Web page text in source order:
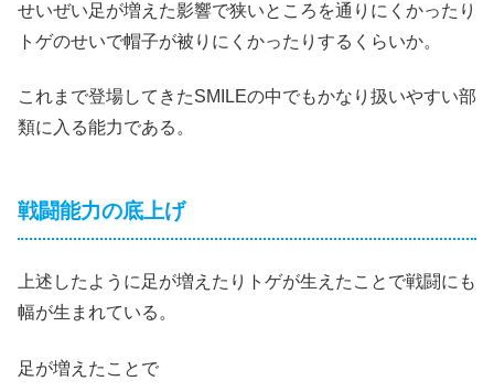
せいぜい足が増えた影響で狭いところを通りにくかったり
トゲのせいで帽子が被りにくかったりするくらいか。
これまで登場してきたSMILEの中でもかなり扱いやすい部
類に入る能力である。
戦闘能力の底上げ
上述したように足が増えたりトゲが生えたことで戦闘にも
幅が生まれている。
足が増えたことで